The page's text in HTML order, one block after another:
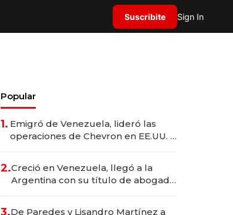
Suscribite Sign In
Popular
1. Emigró de Venezuela, lideró las
operaciones de Chevron en EE.UU. y
2.Creció en Venezuela, llegó a la
Argentina con su título de abogado
3.De Paredes y Lisandro Martínez a